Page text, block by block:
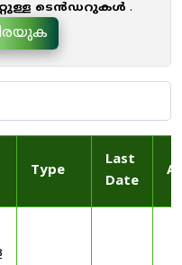
ടെൻഡറുകൾ .
Type
Last
Date